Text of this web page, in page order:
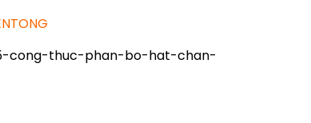
cong-thuc-phan-bo-hat-chan-